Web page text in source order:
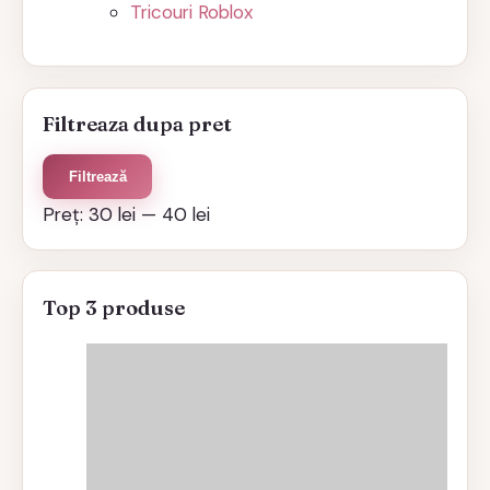
Tricouri Roblox
Filtreaza dupa pret
Preț
minim
Preț
maxim
Filtrează
Preț:30 lei — 40 lei
Top 3 produse